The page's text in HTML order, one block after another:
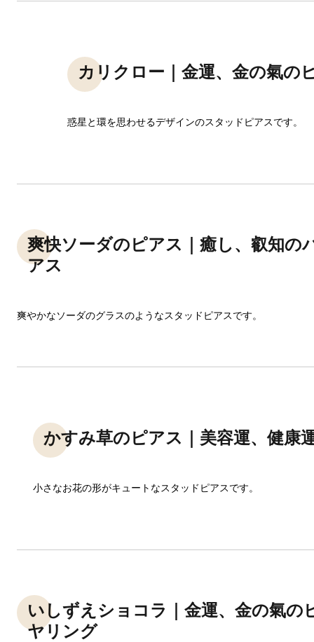
カリクロー｜金運、金の氣の
惑星と環を思わせるデザインのスタッドピアスです。
爽快ソーダのピアス｜癒し、叡知の
アス
爽やかなソーダのグラスのようなスタッドピアスです。
かすみ草のピアス｜美容運、健康
小さなお花の形がキュートなスタッドピアスです。
いしずえショコラ｜金運、金の氣の
ヤリング